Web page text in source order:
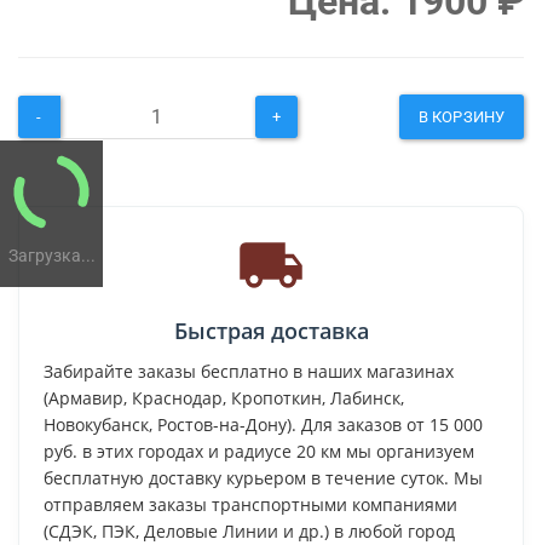
Загрузка...
- + В КОРЗИНУ
Быстрая доставка
Забирайте заказы бесплатно в наших магазинах
(Армавир, Краснодар, Кропоткин, Лабинск,
Новокубанск, Ростов-на-Дону). Для заказов от 15 000
руб. в этих городах и радиусе 20 км мы организуем
бесплатную доставку курьером в течение суток. Мы
отправляем заказы транспортными компаниями
(СДЭК, ПЭК, Деловые Линии и др.) в любой город